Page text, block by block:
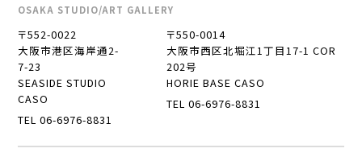
OSAKA STUDIO/ART GALLERY
〒552-0022
大阪市港区海岸通2-
7-23
SEASIDE STUDIO
CASO
TEL 06-6976-8831
〒550-0014
大阪市西区北堀江1丁目17-1 COR
202号
HORIE BASE CASO
TEL 06-6976-8831